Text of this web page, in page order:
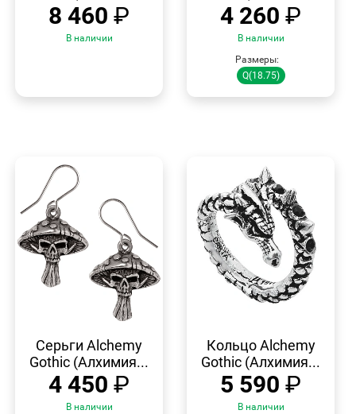
8 460 ₽
В наличии
4 260 ₽
В наличии
Размеры:
Q(18.75)
ПРОСМОТР
Серьги Alchemy
Gothic (Алхимия...
4 450 ₽
В наличии
ПРОСМОТР
Кольцо Alchemy
Gothic (Алхимия...
5 590 ₽
В наличии